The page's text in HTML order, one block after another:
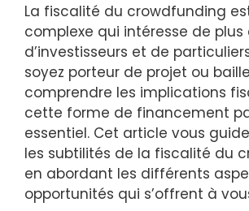
La fiscalité du crowdfunding
complexe qui intéresse de plus
d’investisseurs et de
soyez porteur de projet ou
comprendre les implications
cette forme de financement
essentiel. Cet article vous
les subtilités de la fiscalité du
en abordant les différents
opportunités qui s’offrent à